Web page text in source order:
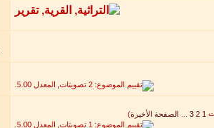
1
2
3 الصفحة الأخيرة)